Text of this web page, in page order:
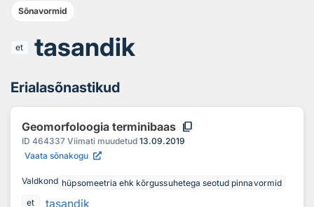
Sõnavormid
et tasandik
Erialasõnastikud
Geomorfoloogia terminibaas content_copy
ID 464337 Viimati muudetud 13.09.2019
Vaata sõnakogu
Valdkond hüpsomeetria ehk kõrgussuhetega seotud pinnavormid
et
tasandik